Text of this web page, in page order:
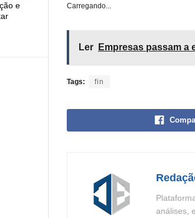
e
Carregando...
Ler Empresas passam a
Tags: fin
análises,